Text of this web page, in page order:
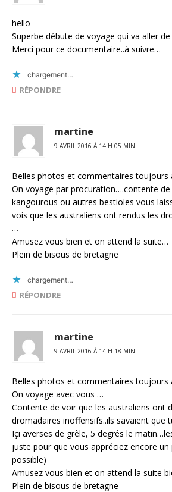
hello
Superbe débute de voyage qui va aller
Merci pour ce documentaire..à suivre…
chargement…
RÉPONDRE
martine
9 AVRIL 2016 À 14 H 05 MIN
Belles photos et commentaires toujours
On voyage par procuration….contente de
kangourous ou autres bestioles vous
vois que les australiens ont rendus les
…
Amusez vous bien et on attend la suite…
Plein de bisous de bretagne
chargement…
RÉPONDRE
martine
9 AVRIL 2016 À 14 H 18 MIN
Belles photos et commentaires toujours
On voyage avec vous …
Contente de voir que les australiens ont
dromadaires inoffensifs..ils savaient que
Içi averses de grêle, 5 degrés le
juste pour que vous appréciez encore un
possible)
Amusez vous bien et on attend la suite
Plein de bisous de bretagne